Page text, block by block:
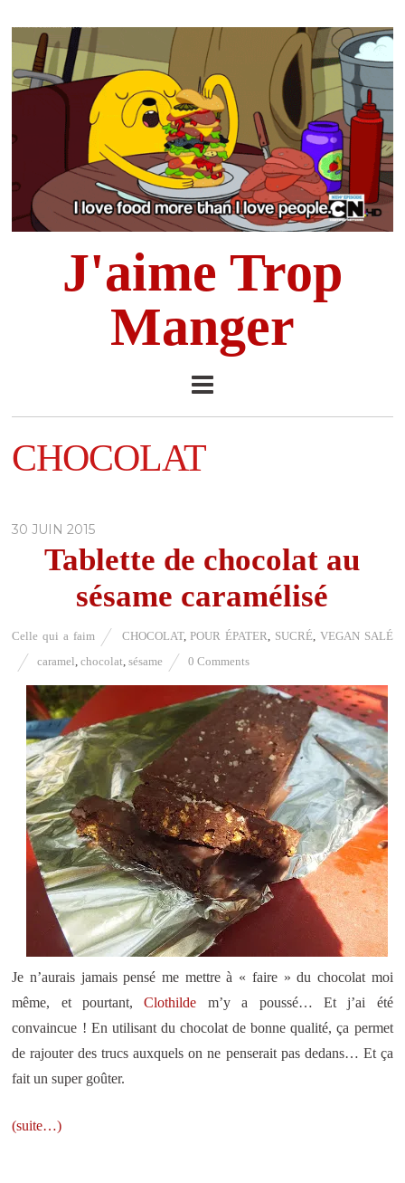
J'aime Trop
Manger
CHOCOLAT
30 JUIN 2015
Tablette de chocolat au
sésame caramélisé
Celle qui a faim CHOCOLAT,POUR ÉPATER SUCRÉ VEGAN SALÉ
caramel ,chocolat ,sésame 0 Comments
Je n’aurais jamais pensé me mettre à « faire » du chocolat moi
même, et pourtant,Clothilde m’y a poussé… Et j’ai été
convaincue ! En utilisant du chocolat de bonne qualité, ça permet
de rajouter des trucs auxquels on ne penserait pas dedans… Et ça
fait un super goûter.
(suite…)